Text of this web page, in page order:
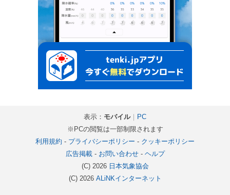
表示： モバイル｜
PC
※PCの閲覧は一部制限されます
利用規約 - プライバシーポリシー - クッキーポリシー
広告掲載- お問い合わせ- ヘルプ
(C) 2026 日本気象協会
(C) 2026 ALiNKインターネット